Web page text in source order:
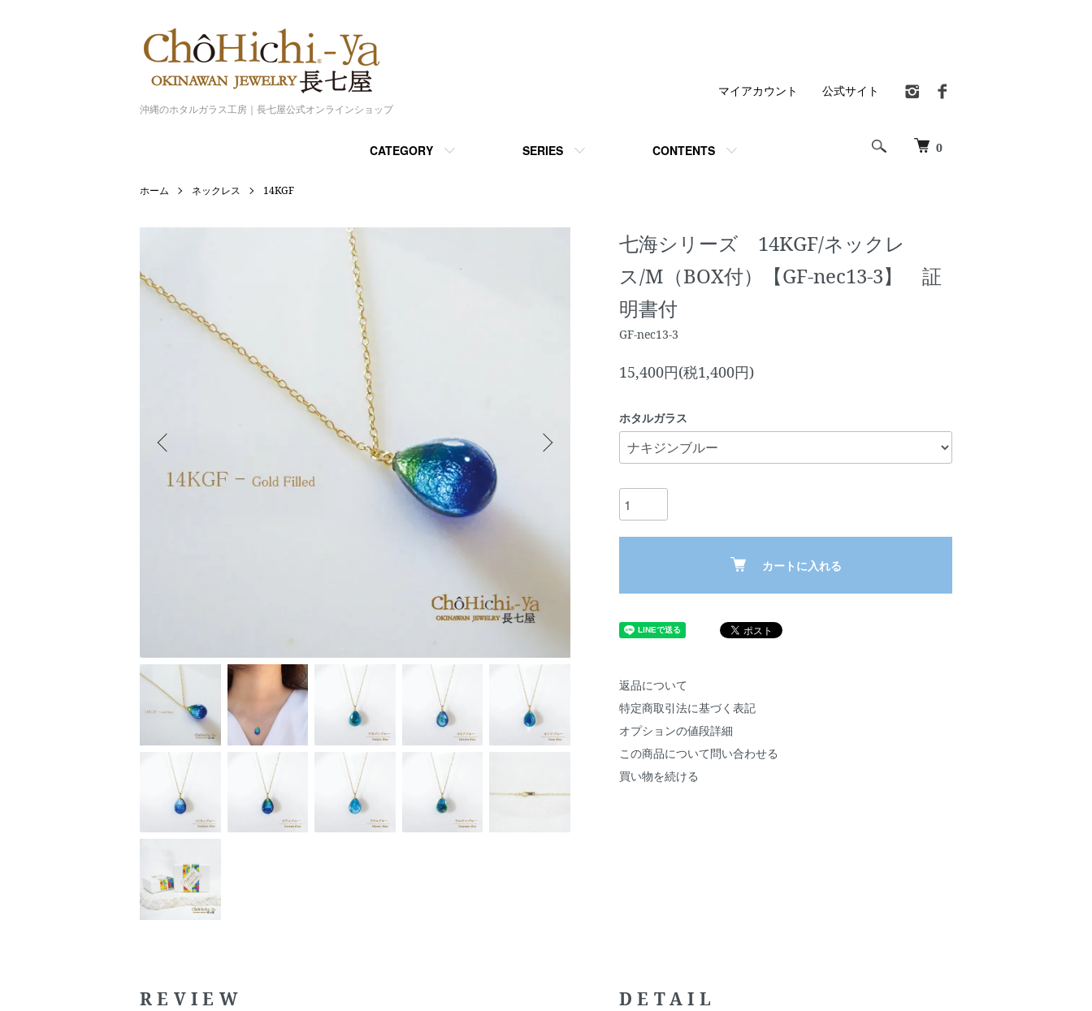
沖縄のホタルガラス工房｜長七屋公式オンラインショップ
0
CATEGORY SERIES CONTENTS
マイアカウント 公式サイト
ホーム ネックレス 14KGF
七海シリーズ 14KGF/ネックレ
ス/M（BOX付）【GF-nec13-3】 証
明書付
GF-nec13-3
15,400円(税1,400円)
ホタルガラス
カートに入れる
返品について
特定商取引法に基づく表記
オプションの値段詳細
この商品について問い合わせる
買い物を続ける
DETAIL
REVIEW